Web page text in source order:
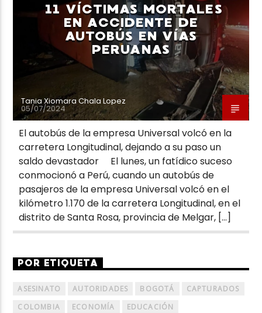
Neiva Estereo
11 VÍCTIMAS MORTALES
EN ACCIDENTE DE
AUTOBÚS EN VÍAS
PERUANAS
Tania Xiomara Chala Lopez
05/07/2024
El autobús de la empresa Universal volcó en la
carretera Longitudinal, dejando a su paso un
saldo devastador El lunes, un fatídico suceso
conmocionó a Perú, cuando un autobús de
pasajeros de la empresa Universal volcó en el
kilómetro 1.170 de la carretera Longitudinal, en el
distrito de Santa Rosa, provincia de Melgar, […]
POR ETIQUETA
ASESINATO AUTORIDADES BOGOTÁ
CAPTURADOS
COLOMBIA
ECONOMÍA
EDUCACIÓN